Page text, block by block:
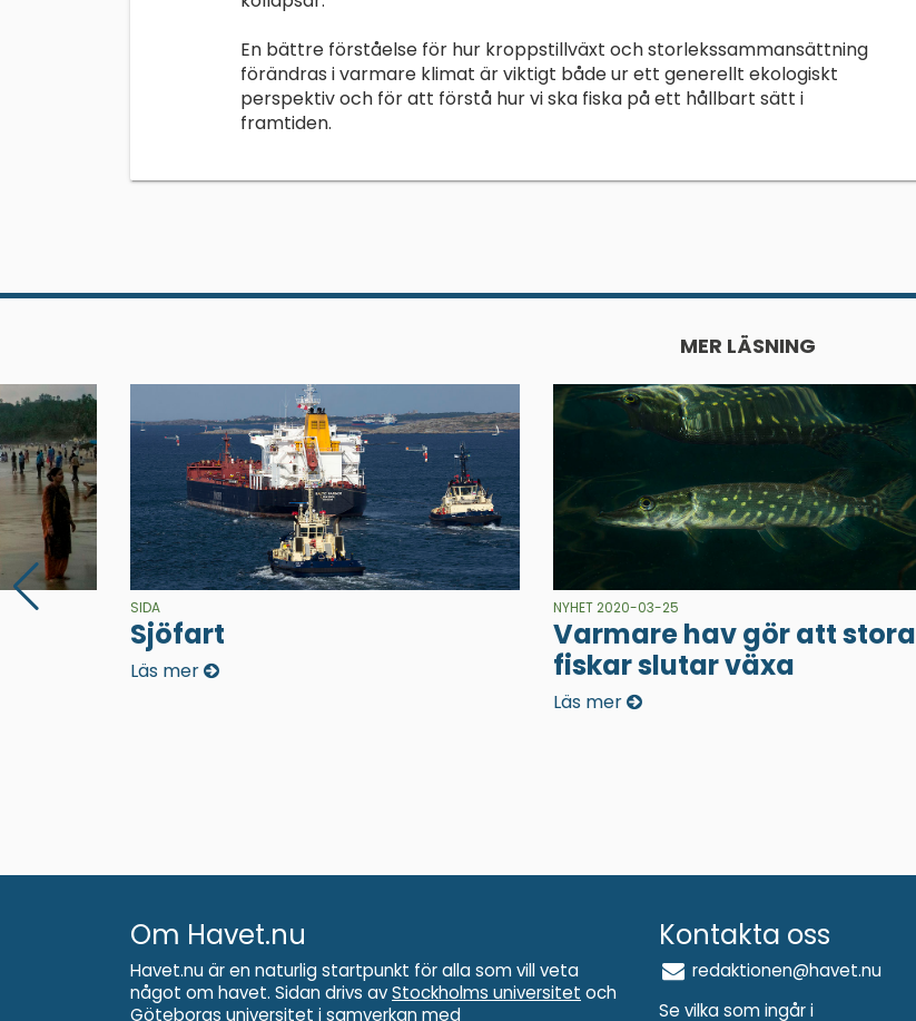
En bättre förståelse för hur kroppstillväxt och storlekssammansättning
förändras i varmare klimat är viktigt både ur ett generellt ekologiskt
perspektiv och för att förstå hur vi ska fiska på ett hållbart sätt i
framtiden.
MER LÄSNING
SIDA
Sjöfart
Läs mer
NYHET 2020-03-25
Varmare hav gör att stora
fiskar slutar växa
Läs mer
Om Havet.nu
Havet.nu är en naturlig startpunkt för alla som vill veta
något om havet. Sidan drivs avStockholms universitet och
Göteborgs universitet i samverkan med
Kontakta oss
redaktionen@havet.nu
Se vilka som ingår i